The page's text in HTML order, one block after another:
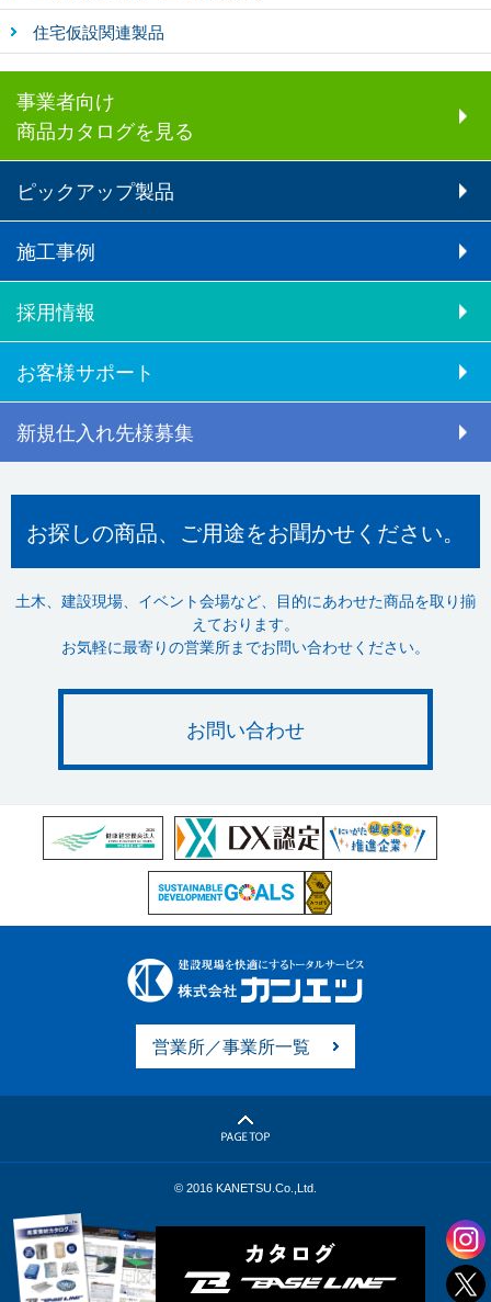
住宅仮設関連製品
事業者向け
商品カタログを見る
ピックアップ製品
施工事例
採用情報
お客様サポート
新規仕入れ先様募集
お探しの商品、ご用途をお聞かせください。
土木、建設現場、イベント会場など、目的にあわせた商品を取り揃
えております。
お気軽に最寄りの営業所までお問い合わせください。
お問い合わせ
営業所／事業所一覧
© 2016 KANETSU.Co.,Ltd.